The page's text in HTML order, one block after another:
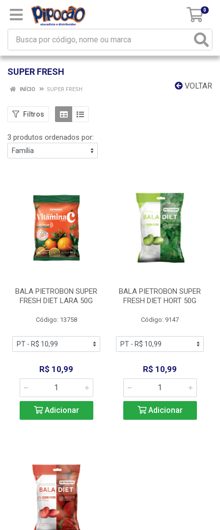
0
SUPER FRESH
VOLTAR
INÍCIO SUPER FRESH
Filtros
3 produtos ordenados por:
BALA PIETROBON SUPER
FRESH DIET LARA 50G
Código: 13758
R$ 10,99
Adicionar
BALA PIETROBON SUPER
FRESH DIET HORT 50G
Código: 9147
R$ 10,99
Adicionar